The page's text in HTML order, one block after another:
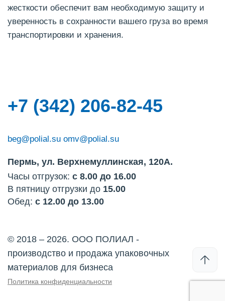
жесткости обеспечит вам необходимую защиту и
уверенность в сохранности вашего груза во время
транспортировки и хранения.
+7 (342) 206-82-45
beg@polial.su omv@polial.su
Пермь, ул. Верхнемуллинская, 120А.
Часы отгрузок: с 8.00 до 16.00
В пятницу отгрузки до 15.00
Обед: с 12.00 до 13.00
© 2018 – 2026. ООО ПОЛИАЛ -
производство и продажа упаковочных
материалов для бизнеса
Политика конфиденциальности